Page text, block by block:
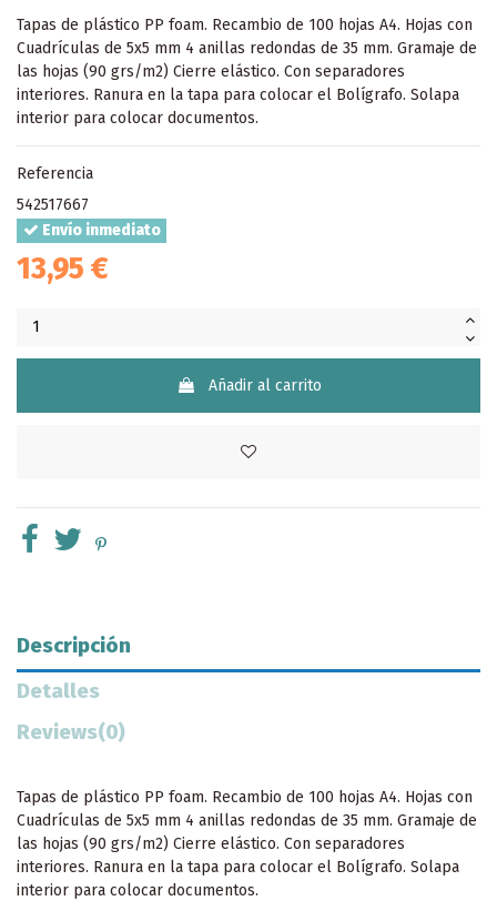
Tapas de plástico PP foam. Recambio de 100 hojas A4. Hojas con
Cuadrículas de 5x5 mm 4 anillas redondas de 35 mm. Gramaje de
las hojas (90 grs/m2) Cierre elástico. Con separadores
interiores. Ranura en la tapa para colocar el Bolígrafo. Solapa
interior para colocar documentos.
Referencia
542517667
Envío inmediato
13,95 €
Añadir al carrito
Descripción
Detalles
Reviews(0)
Tapas de plástico PP foam. Recambio de 100 hojas A4. Hojas con
Cuadrículas de 5x5 mm 4 anillas redondas de 35 mm. Gramaje de
las hojas (90 grs/m2) Cierre elástico. Con separadores
interiores. Ranura en la tapa para colocar el Bolígrafo. Solapa
interior para colocar documentos.